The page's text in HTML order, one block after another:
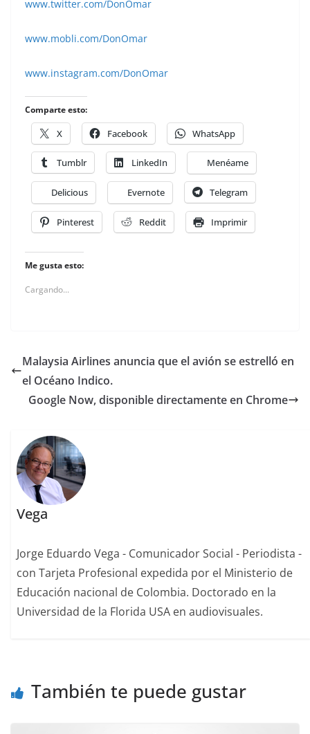
www.twitter.com/DonOmar
www.mobli.com/DonOmar
www.instagram.com/DonOmar
Comparte esto:
X Facebook WhatsApp
Tumblr LinkedIn Menéame
Delicious Evernote Telegram
Pinterest Reddit Imprimir
Me gusta esto:
Cargando...
Malaysia Airlines anuncia que el avión se estrelló en
el Océano Indico.
Google Now, disponible directamente en Chrome
Vega
Jorge Eduardo Vega - Comunicador Social - Periodista -
con Tarjeta Profesional expedida por el Ministerio de
Educación nacional de Colombia. Doctorado en la
Universidad de la Florida USA en audiovisuales.
También te puede gustar